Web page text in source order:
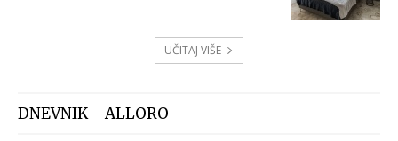
UČITAJ VIŠE
DNEVNIK - ALLORO